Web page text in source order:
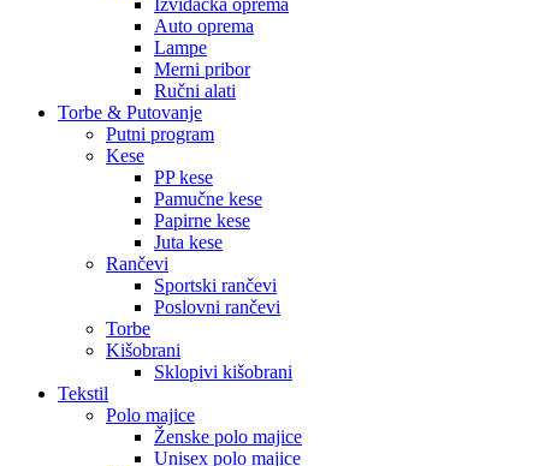
Izviđačka oprema
Auto oprema
Lampe
Merni pribor
Ručni alati
Torbe & Putovanje
Putni program
Kese
PP kese
Pamučne kese
Papirne kese
Juta kese
Rančevi
Sportski rančevi
Poslovni rančevi
Torbe
Kišobrani
Sklopivi kišobrani
Tekstil
Polo majice
Ženske polo majice
Unisex polo majice